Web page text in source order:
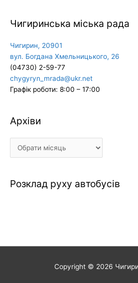
Чигиринська міська рада
Чигирин, 20901
вул. Богдана Хмельницького, 26
(04730) 2-59-77
chygyryn_mrada@ukr.net
Графік роботи: 8:00 – 17:00
Архіви
Архіви
Розклад руху автобусів
Copyright © 2026